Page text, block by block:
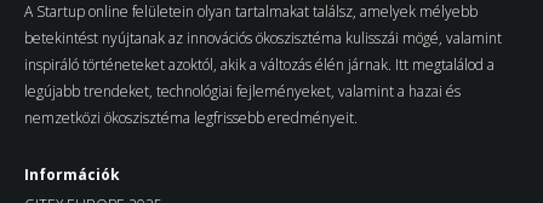
A Startup online felületein olyan tartalmakat találsz, amelyek mélyebb
betekintést nyújtanak az innovációs ökoszisztéma kulisszái mögé, valamint
inspiráló történeteket azoktól, akik a változás élén járnak. Itt megtalálod a
legújabb trendeket, technológiai fejleményeket, valamint a hazai és
nemzetközi ökoszisztéma legfrissebb eredményeit.
Információk